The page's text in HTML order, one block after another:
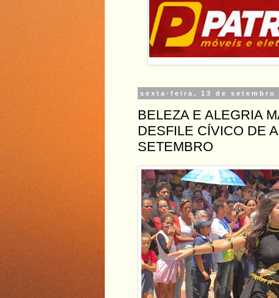
sexta-feira, 13 de setembro
BELEZA E ALEGRIA
DESFILE CÍVICO DE
SETEMBRO